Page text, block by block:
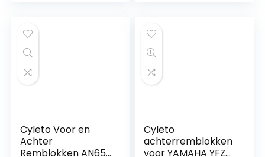
Cyleto Voor en
Achter
Remblokken AN650
Cyleto
achterremblokken
voor YAMAHA YFZ